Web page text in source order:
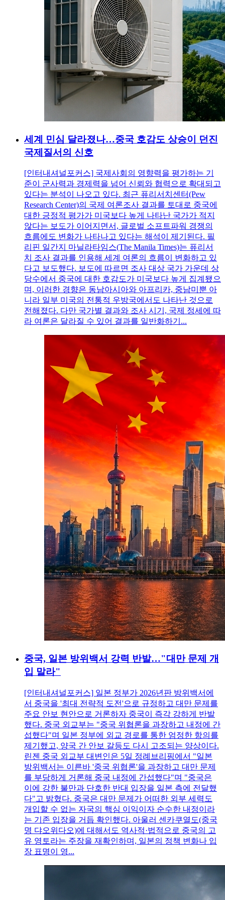
세계 민심 달라졌나…중국 호감도 상승이 던진
국제질서의 신호
[인터내셔널포커스] 국제사회의 영향력을 평가하는 기
준이 군사력과 경제력을 넘어 신뢰와 협력으로 확대되고
있다는 분석이 나오고 있다. 최근 퓨리서치센터(Pew
Research Center)의 국제 여론조사 결과를 토대로 중국에
대한 긍정적 평가가 미국보다 높게 나타난 국가가 적지
않다는 보도가 이어지면서, 글로벌 소프트파워 경쟁의
흐름에도 변화가 나타나고 있다는 해석이 제기된다. 필
리핀 일간지 마닐라타임스(The Manila Times)는 퓨리서
치 조사 결과를 인용해 세계 여론의 흐름이 변화하고 있
다고 보도했다. 보도에 따르면 조사 대상 국가 가운데 상
당수에서 중국에 대한 호감도가 미국보다 높게 집계됐으
며, 이러한 경향은 동남아시아와 아프리카, 중남미뿐 아
니라 일부 미국의 전통적 우방국에서도 나타난 것으로
전해졌다. 다만 국가별 결과와 조사 시기, 국제 정세에 따
라 여론은 달라질 수 있어 결과를 일반화하기...
중국, 일본 방위백서 강력 반발…"대만 문제 개
입 말라"
[인터내셔널포커스] 일본 정부가 2026년판 방위백서에
서 중국을 '최대 전략적 도전'으로 규정하고 대만 문제를
주요 안보 현안으로 거론하자 중국이 즉각 강하게 반발
했다. 중국 외교부는 "중국 위협론을 과장하고 내정에 간
섭했다"며 일본 정부에 외교 경로를 통한 엄정한 항의를
제기했고, 양국 간 안보 갈등도 다시 고조되는 양상이다.
린젠 중국 외교부 대변인은 5일 정례브리핑에서 "일본
방위백서는 이른바 '중국 위협론'을 과장하고 대만 문제
를 부당하게 거론해 중국 내정에 간섭했다"며 "중국은
이에 강한 불만과 단호한 반대 입장을 일본 측에 전달했
다"고 밝혔다. 중국은 대만 문제가 어떠한 외부 세력도
개입할 수 없는 자국의 핵심 이익이자 순수한 내정이라
는 기존 입장을 거듭 확인했다. 아울러 센카쿠열도(중국
명 댜오위다오)에 대해서도 역사적·법적으로 중국의 고
유 영토라는 주장을 재확인하며, 일본의 정책 변화나 입
장 표명이 영...